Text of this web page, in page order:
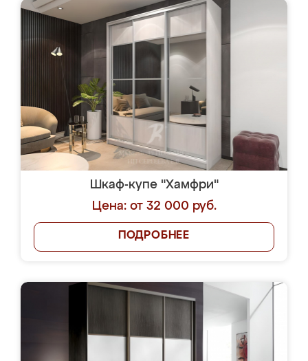
Шкаф-купе "Хамфри"
Цена: от 32 000 руб.
ПОДРОБНЕЕ